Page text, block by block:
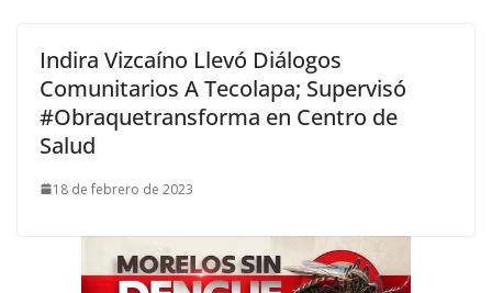
Indira Vizcaíno Llevó Diálogos
Comunitarios A Tecolapa; Supervisó
#Obraquetransforma en Centro de
Salud
18 de febrero de 2023